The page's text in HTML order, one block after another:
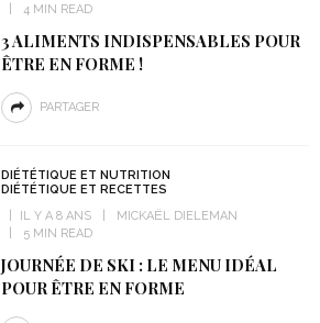
4 MIN READ
3 ALIMENTS INDISPENSABLES POUR
ÊTRE EN FORME !
PARTAGER
DIÉTÉTIQUE ET NUTRITION
DIÉTÉTIQUE ET RECETTES
IL Y A 8 ANS
MICKAËL DIELEMAN
5 MIN READ
JOURNÉE DE SKI : LE MENU IDÉAL
POUR ÊTRE EN FORME